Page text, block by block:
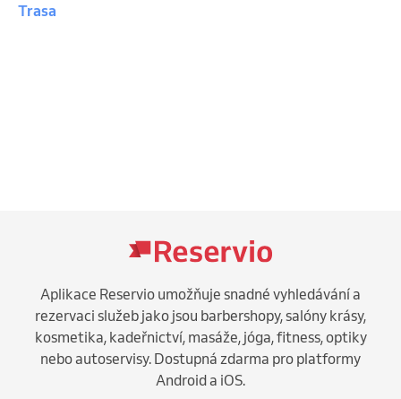
Trasa
Aplikace Reservio umožňuje snadné vyhledávání a
rezervaci služeb jako jsou barbershopy, salóny krásy,
kosmetika, kadeřnictví, masáže, jóga, fitness, optiky
nebo autoservisy. Dostupná zdarma pro platformy
Android a iOS.